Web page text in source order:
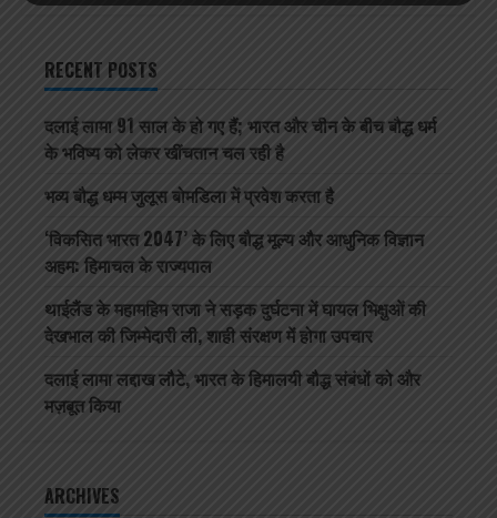
RECENT POSTS
दलाई लामा 91 साल के हो गए हैं; भारत और चीन के बीच बौद्ध धर्म
के भविष्य को लेकर खींचतान चल रही है
भव्य बौद्ध धम्म जुलूस बोमडिला में प्रवेश करता है
‘विकसित भारत 2047’ के लिए बौद्ध मूल्य और आधुनिक विज्ञान
अहम: हिमाचल के राज्यपाल
थाईलैंड के महामहिम राजा ने सड़क दुर्घटना में घायल भिक्षुओं की
देखभाल की जिम्मेदारी ली, शाही संरक्षण में होगा उपचार
दलाई लामा लद्दाख लौटे, भारत के हिमालयी बौद्ध संबंधों को और
मज़बूत किया
ARCHIVES